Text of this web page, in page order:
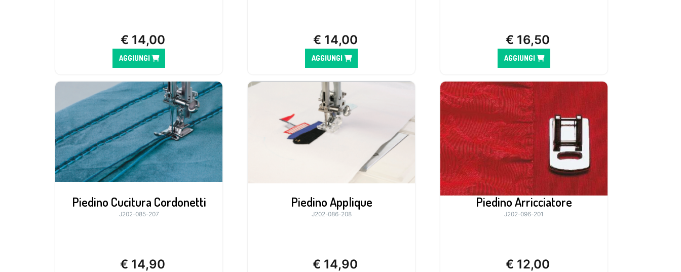
€ 14,00
AGGIUNGI
€ 14,00
AGGIUNGI
€ 16,50
AGGIUNGI
Piedino Cucitura Cordonetti
J202-085-207
€ 14,90
Piedino Applique
J202-086-208
€ 14,90
Piedino Arricciatore
J202-096-201
€ 12,00